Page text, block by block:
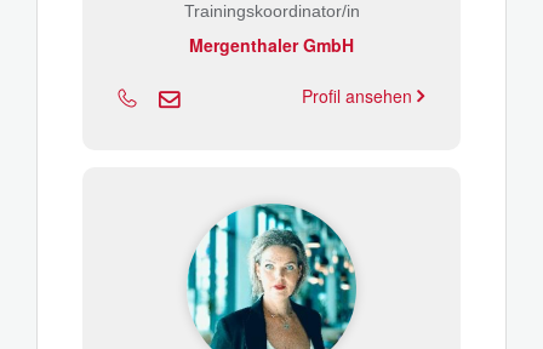
Trainingskoordinator/in
Mergenthaler GmbH
Profil ansehen